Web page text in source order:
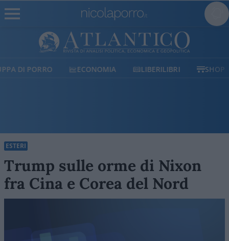
ECONOMIA LIBERILIBRI SHOP SOSTIENICI
ESTERI
Trump sulle orme di Nixon
fra Cina e Corea del Nord